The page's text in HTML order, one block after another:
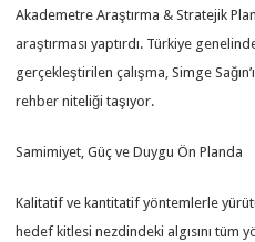
Akademetre Araştırma & Stratejik
araştırması yaptırdı. Türkiye
gerçekleştirilen çalışma, Simge
rehber niteliği taşıyor.
Samimiyet, Güç ve Duygu Ön Planda
Kalitatif ve kantitatif yöntemlerle
hedef kitlesi nezdindeki algısını tüm